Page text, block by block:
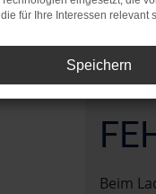
Beim
die für Ihre Interessen relevant
Speichern